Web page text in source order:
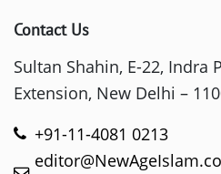
Contact Us
Sultan Shahin, E-22, Indra
Extension, New Delhi –
+91-11-4081 0213